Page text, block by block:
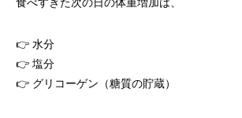
👉 水分
👉 塩分
👉 グリコーゲン（糖質の貯蔵）